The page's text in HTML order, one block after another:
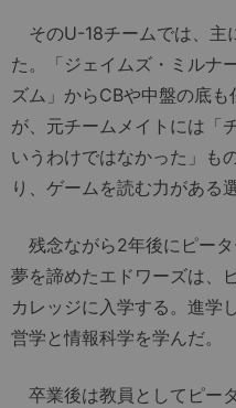
そのU-18チームでは、主
た。「ジェイムズ・ミルナ
ズム」からCBや中盤の底
が、元チームメイトには「
いうわけではなかった」も
り、ゲームを読む力がある
残念ながら2年後にピー
夢を諦めたエドワーズは、
カレッジに入学する。進学
営学と情報科学を学んだ。
卒業後は教員としてピー